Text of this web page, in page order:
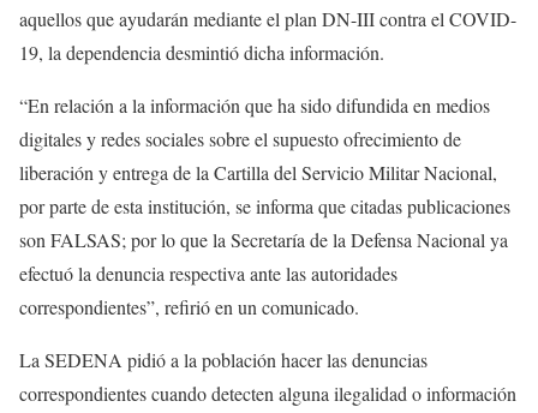
aquellos que ayudarán mediante el plan DN-III contra el COVID-
19, la dependencia desmintió dicha información.
“En relación a la información que ha sido difundida en medios
digitales y redes sociales sobre el supuesto ofrecimiento de
liberación y entrega de la Cartilla del Servicio Militar Nacional,
por parte de esta institución, se informa que citadas publicaciones
son FALSAS; por lo que la Secretaría de la Defensa Nacional ya
efectuó la denuncia respectiva ante las autoridades
correspondientes”, refirió en un comunicado.
La SEDENA pidió a la población hacer las denuncias
correspondientes cuando detecten alguna ilegalidad o información